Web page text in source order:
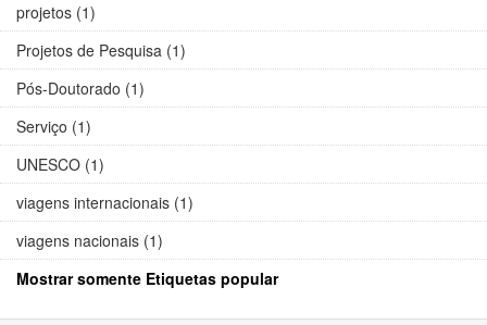
projetos (1)
Projetos de Pesquisa (1)
Pós-Doutorado (1)
Serviço (1)
UNESCO (1)
viagens internacionais (1)
viagens nacionais (1)
Mostrar somente Etiquetas popular